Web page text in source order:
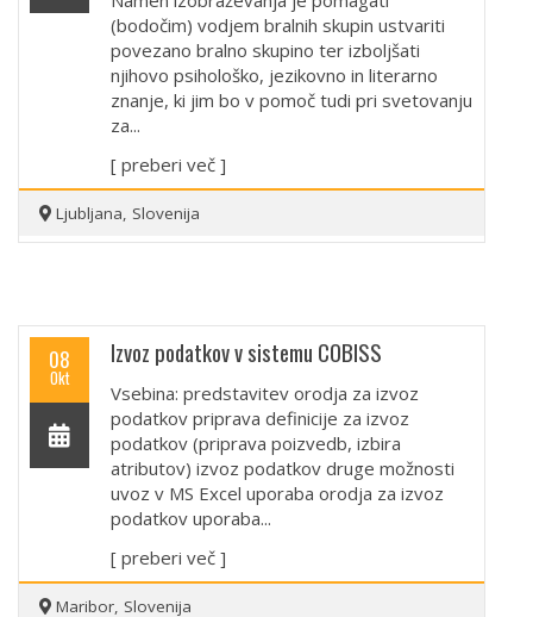
(bodočim) vodjem bralnih skupin ustvariti
povezano bralno skupino ter izboljšati
njihovo psihološko, jezikovno in literarno
znanje, ki jim bo v pomoč tudi pri svetovanju
za...
[ preberi več ]
Ljubljana, Slovenija
08
Okt
Izvoz podatkov v sistemu COBISS
Vsebina: predstavitev orodja za izvoz
podatkov priprava definicije za izvoz
podatkov (priprava poizvedb, izbira
atributov) izvoz podatkov druge možnosti
uvoz v MS Excel uporaba orodja za izvoz
podatkov uporaba...
[ preberi več ]
Maribor, Slovenija